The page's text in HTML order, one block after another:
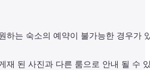
하는 숙소의 예약이 불가능한 경우가
재 된 사진과 다른 룸으로 안내 될 수